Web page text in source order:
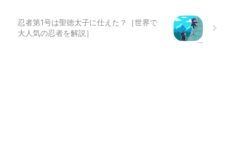
忍者第1号は聖徳太子に仕えた？［世界で
大人気の忍者を解説］